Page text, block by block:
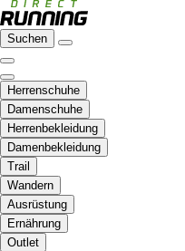
Suchen
Herrenschuhe
Damenschuhe
Herrenbekleidung
Damenbekleidung
Trail
Wandern
Ausrüstung
Ernährung
Outlet